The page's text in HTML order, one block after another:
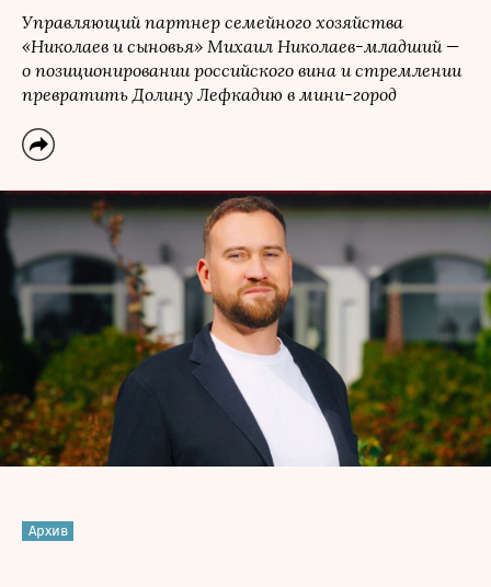
Управляющий партнер семейного хозяйства
«Николаев и сыновья» Михаил Николаев-младший —
о позиционировании российского вина и стремлении
превратить Долину Лефкадию в мини-город
Архив